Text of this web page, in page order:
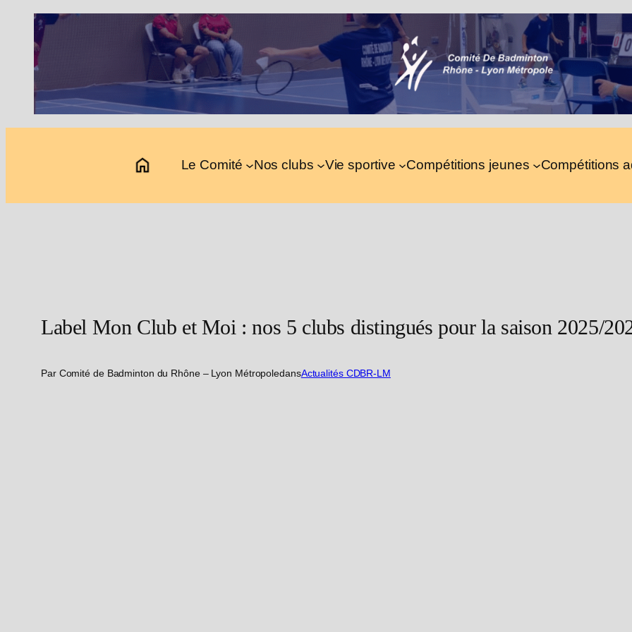
contenu
Le Comité Nos clubs Vie sportive Compétitions jeunes Compétitions
Label Mon Club et Moi : nos 5 clubs distingués pour la saison 2025/
Par Comité de Badminton du Rhône – Lyon MétropoledansActualités CDBR-LM